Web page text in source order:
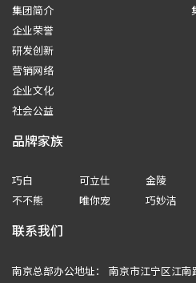
集团简介
企业荣誉
研发创新
营销网络
企业文化
社会公益
品牌家族
巧白 可立仕 金陵
不不熊
唯你宠 巧妙洁
联系我们
南京总部办公地址：
南京市江宁区江南